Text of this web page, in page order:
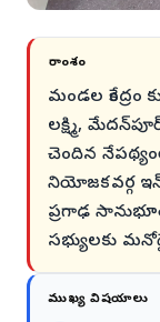
సారాంశం
మండల
లక్ష్మి,
చెందిన
నియోజకవర్గ
ప్రగాఢ
సభ్యులకు
ముఖ్య విషయాలు